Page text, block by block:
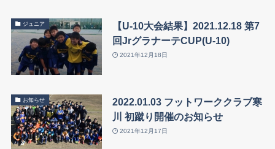
ジュニア
【U-10大会結果】2021.12.18 第7
回JrグラナーテCUP(U-10)
2021年12月18日
お知らせ
2022.01.03 フットワーククラブ寒
川 初蹴り開催のお知らせ
2021年12月17日